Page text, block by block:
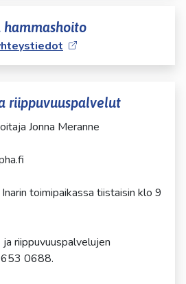
hammashoito
riippuvuuspalvelut
Jonna Meranne
toimipaikassa tiistaisin klo 9
riippuvuuspalvelujen
653 0688.